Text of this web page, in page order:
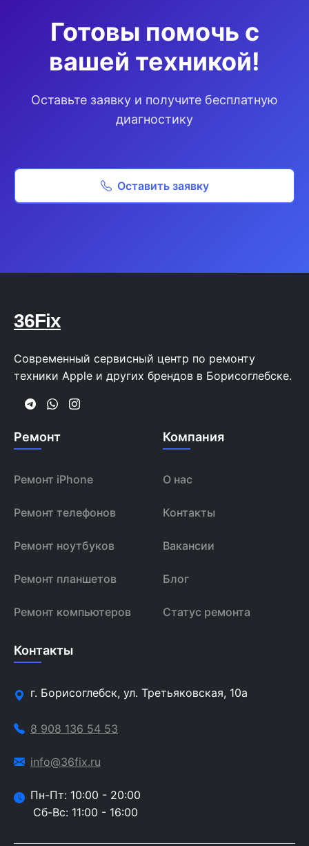
Готовы помочь с
вашей техникой!
Оставьте заявку и получите бесплатную
диагностику
Оставить заявку
36Fix
Современный сервисный центр по ремонту
техники Apple и других брендов в Борисоглебске.
Ремонт
Ремонт iPhone
Ремонт телефонов
Ремонт ноутбуков
Ремонт планшетов
Ремонт компьютеров
Компания
О нас
Контакты
Вакансии
Блог
Статус ремонта
Контакты
г. Борисоглебск, ул. Третьяковская, 10а
8 908 136 54 53
info@36fix.ru
Пн-Пт: 10:00 - 20:00
Сб-Вс: 11:00 - 16:00